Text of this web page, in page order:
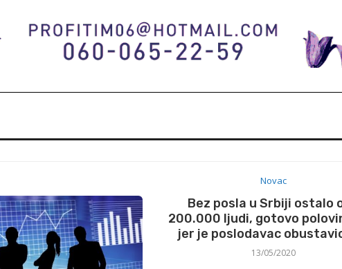
Novac
Bez posla u Srbiji ostalo
200.000 ljudi, gotovo
jer je poslodavac
13/05/2020